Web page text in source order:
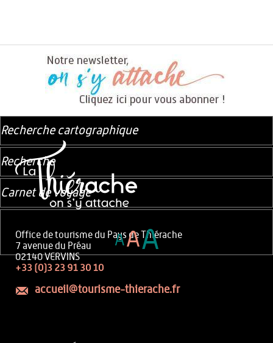
Office de tourisme du Pays de Thiérache
7 avenue du Préau
02140 VERVINS
+33 (0)3 23 91 30 10
accueil@tourisme-thierache.fr
Recherche cartographique
Recherche
Carnet de voyage
AAA